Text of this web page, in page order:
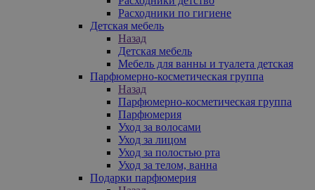
Расходники по гигиене
Детская мебель
Назад
Детская мебель
Мебель для ванны и туалета детская
Парфюмерно-косметическая группа
Назад
Парфюмерно-косметическая группа
Парфюмерия
Уход за волосами
Уход за лицом
Уход за полостью рта
Уход за телом, ванна
Подарки парфюмерия